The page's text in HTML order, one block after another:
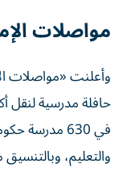
مواصلات
في 630
والتعليم،